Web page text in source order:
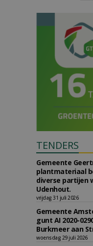
TENDERS
Gemeente
plantmateriaal
diverse partijen
Udenhout.
vrijdag 31 juli 2026
Gemeente
gunt AI 2020-
Burkmeer aan
woensdag 29 juli 2026